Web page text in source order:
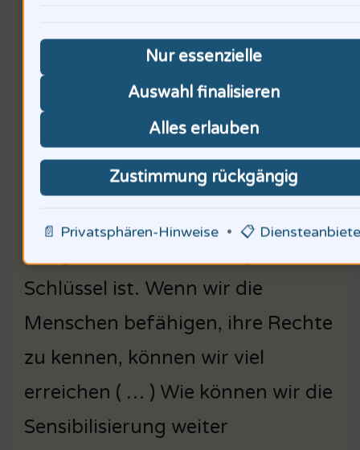
Beschäftigungsverhältnissen
haben keinen Zugang zu
Sicherheitsprogrammen. Die
DGUV muss diesen Missstand
beseitigen […] In meinen
Forschungen habe ich
festgestellt, dass Bildung der
Schlüssel ist. Wenn wir die
Menschen befähigen, ihre Rechte
zu kennen, können wir viel
erreichen ( … ) Wie können wir die
Sensibilisierung weiter
Nur essenzielle
Auswahl finalisieren
Alles erlauben
Zustimmung rückgängig
📄 Privatsphären-Hinweise• 📋